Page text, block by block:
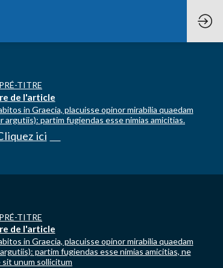
PRÉ-TITRE
de l'article
in Graecia, placuisse opinor mirabilia quaedam
partim fugiendas esse nimias amicitias.
ici
PRÉ-TITRE
de l'article
in Graecia, placuisse opinor mirabilia quaedam
partim fugiendas esse nimias amicitias, ne
sit unum sollicitum